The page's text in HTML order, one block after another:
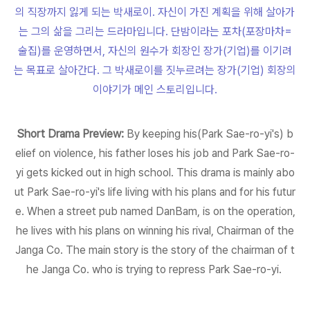
의 직장까지 잃게 되는 박새로이. 자신이 가진 계획을 위해 살아가
는 그의 삶을 그리는 드라마입니다. 단밤이라는 포차(포장마차=
술집)를 운영하면서, 자신의 원수가 회장인 장가(기업)를 이기려
는 목표로 살아간다. 그 박새로이를 짓누르려는 장가(기업) 회장의
이야기가 메인 스토리입니다.
Short Drama Preview: By keeping his(Park Sae-ro-yi's) b
elief on violence, his father loses his job and Park Sae-ro-
yi gets kicked out in high school. This drama is mainly abo
ut Park Sae-ro-yi's life living with his plans and for his futur
e. When a street pub named DanBam, is on the operation,
he lives with his plans on winning his rival, Chairman of the
Janga Co. The main story is the story of the chairman of t
he Janga Co. who is trying to repress Park Sae-ro-yi.